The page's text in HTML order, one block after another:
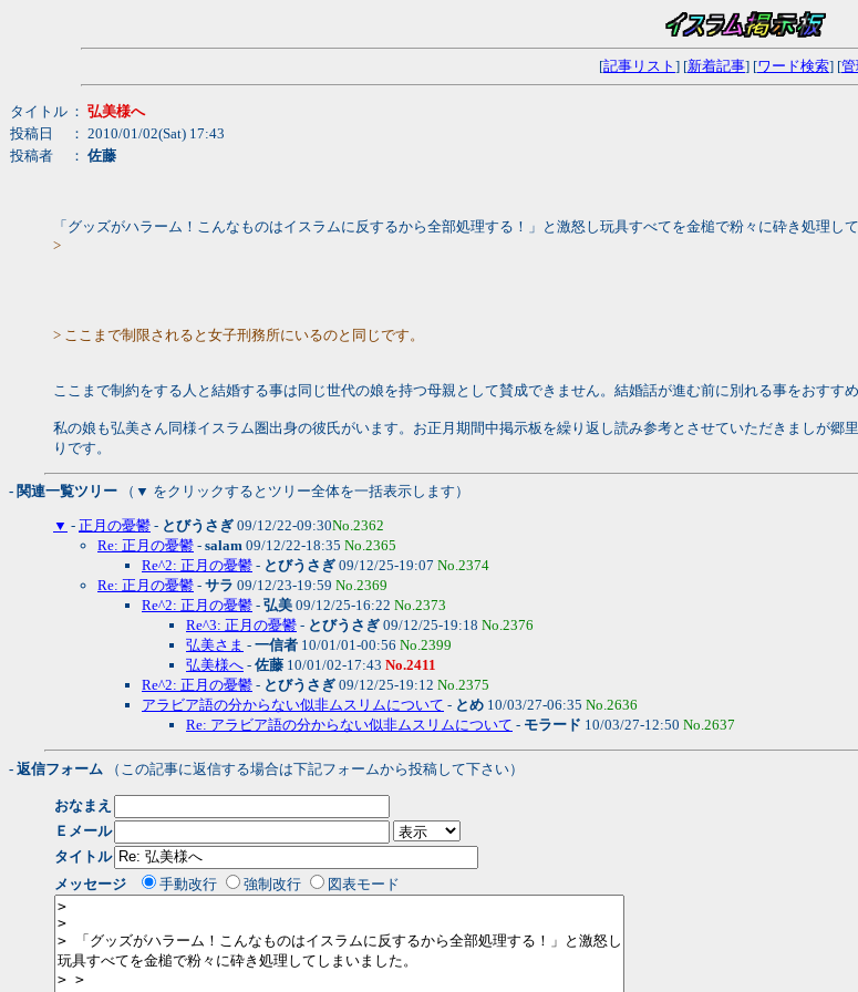
[記事リスト ] [新着記事] [ワード検索] [管
タイトル ： 弘美様へ
投稿日
： 2010/01/02(Sat) 17:43
投稿者
： 佐藤
「グッズがハラーム！こんなものはイスラムに反するから全部処理する！」と激怒し玩具すべてを金槌で粉々に砕き処理して
>
> ここまで制限されると女子刑務所にいるのと同じです。
ここまで制約をする人と結婚する事は同じ世代の娘を持つ母親として賛成できません。結婚話が進む前に別れる事をおすす
私の娘も弘美さん同様イスラム圏出身の彼氏がいます。お正月期間中掲示板を繰り返し読み参考とさせていただきましが
りです。
- 関連一覧ツリー （▼ をクリックするとツリー全体を一括表示します）
▼ - 正月の憂鬱 - とびうさぎ 09/12/22-09:30No.2362
Re: 正月の憂鬱 - salam 09/12/22-18:35 No.2365
Re^2: 正月の憂鬱 - とびうさぎ 09/12/25-19:07 No.2374
Re: 正月の憂鬱 - サラ 09/12/23-19:59 No.2369
Re^2: 正月の憂鬱 - 弘美 09/12/25-16:22 No.2373
Re^3: 正月の憂鬱 - とびうさぎ 09/12/25-19:18 No.2376
弘美さま - 一信者 10/01/01-00:56 No.2399
弘美様へ - 佐藤 10/01/02-17:43 No.2411
Re^2: 正月の憂鬱 - とびうさぎ 09/12/25-19:12 No.2375
アラビア語の分からない似非ムスリムについて - とめ 10/03/27-06:35 No.2636
Re: アラビア語の分からない似非ムスリムについて - モラード 10/03/27-12:50 No.2637
- 返信フォーム （この記事に返信する場合は下記フォームから投稿して下さい）
おなまえ
Ｅメール
タイトル
メッセージ
手動改行 強制改行 図表モード